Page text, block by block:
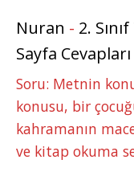
Nuran - 2.
Sayfa Cevapları
Soru: Metnin
konusu, bir
kahramanın
ve kitap okuma